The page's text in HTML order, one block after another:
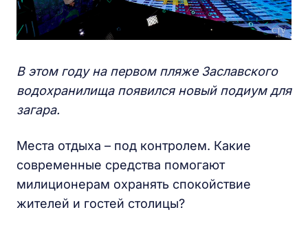
В этом году на первом пляже Заславского
водохранилища появился новый подиум для
загара.
Места отдыха – под контролем. Какие
современные средства помогают
милиционерам охранять спокойствие
жителей и гостей столицы?